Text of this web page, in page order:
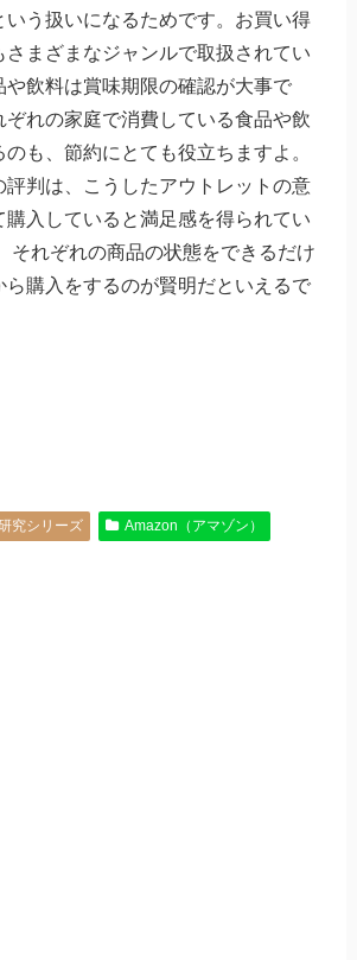
いう扱いになるためです。お買い得
さまざまなジャンルで取扱されてい
や飲料は賞味期限の確認が大事で
ぞれの家庭で消費している食品や飲
も、節約にとても役立ちますよ。
評判は、こうしたアウトレットの意
購入していると満足感を得られてい
それぞれの商品の状態をできるだけ
ら購入をするのが賢明だといえるで
究シリーズ Amazon（アマゾン）